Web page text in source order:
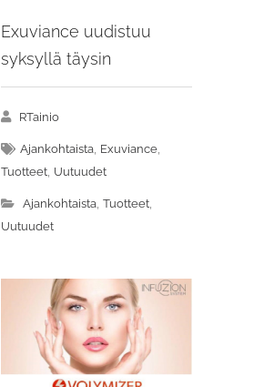
Exuviance uudistuu
syksyllä täysin
RTainio
Ajankohtaista Exuviance
Tuotteet Uutuudet
Ajankohtaista Tuotteet
Uutuudet